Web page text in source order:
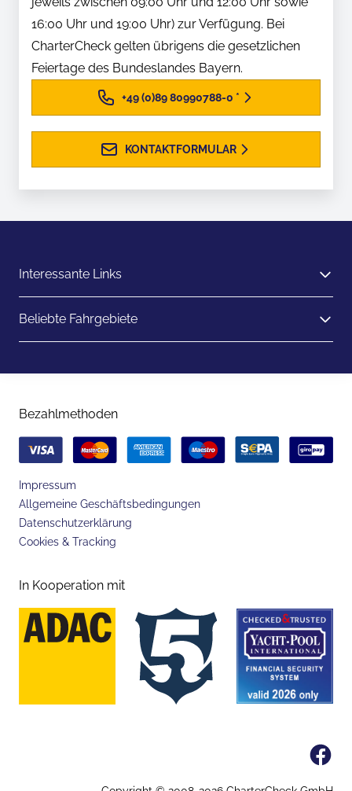
16:00 Uhr und 19:00 Uhr) zur Verfügung. Bei
CharterCheck gelten übrigens die gesetzlichen
Feiertage des Bundeslandes Bayern.
+49 (0)89 80990788-0 *
KONTAKTFORMULAR
Interessante Links
Beliebte Fahrgebiete
Bezahlmethoden
Impressum
Allgemeine Geschäftsbedingungen
Datenschutzerklärung
Cookies & Tracking
In Kooperation mit